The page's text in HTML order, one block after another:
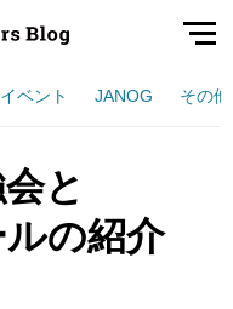
イベント JANOG その他
と
の紹介